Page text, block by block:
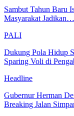
Sambut Tahun Baru
Masyarakat Jadikan…
PALI
Dukung Pola Hidup
Sparing Voli di
Headline
Gubernur Herman
Breaking Jalan